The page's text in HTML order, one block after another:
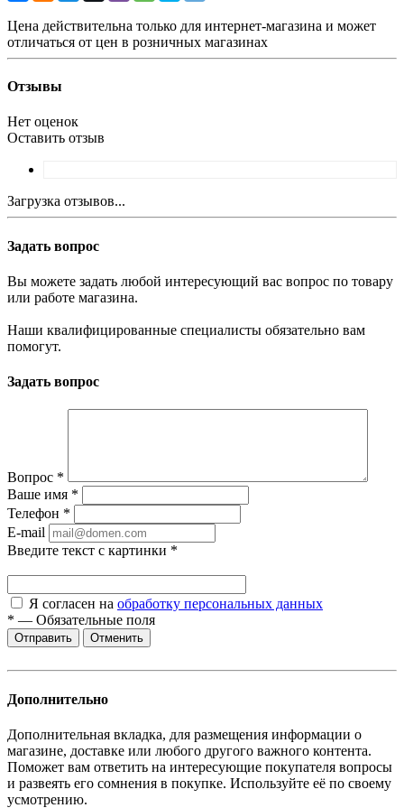
Цена действительна только для интернет-магазина и может
отличаться от цен в розничных магазинах
Отзывы
Нет оценок
Оставить отзыв
Загрузка отзывов...
Задать вопрос
Вы можете задать любой интересующий вас вопрос по товару
или работе магазина.
Наши квалифицированные специалисты обязательно вам
помогут.
Задать вопрос
Вопрос *
Ваше имя *
Телефон *
E-mail
Введите текст с картинки *
Я согласен на обработку персональных данных
* — Обязательные поля
Отменить
Дополнительно
Дополнительная вкладка, для размещения информации о
магазине, доставке или любого другого важного контента.
Поможет вам ответить на интересующие покупателя вопросы
и развеять его сомнения в покупке. Используйте её по своему
усмотрению.